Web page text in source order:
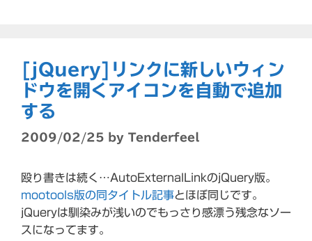
[jQuery]リンクに新しいウィン
ドウを開くアイコンを自動で追加
する
2009/02/25 by Tenderfeel
殴り書きは続く…AutoExternalLinkのjQuery版。
mootools版の同タイトル記事とほぼ同じです。
jQueryは馴染みが浅いのでもっさり感漂う残念なソー
スになってます。